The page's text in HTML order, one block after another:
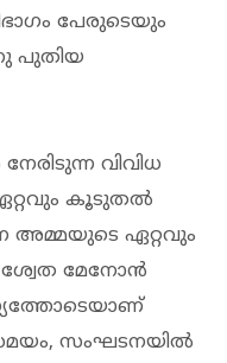
പേരുടെയും
പുതിയ
വിവിധ
കൂടുതൽ
അമ്മയുടെ ഏറ്റവും
മേനോൻ
സംഘടനയിൽ